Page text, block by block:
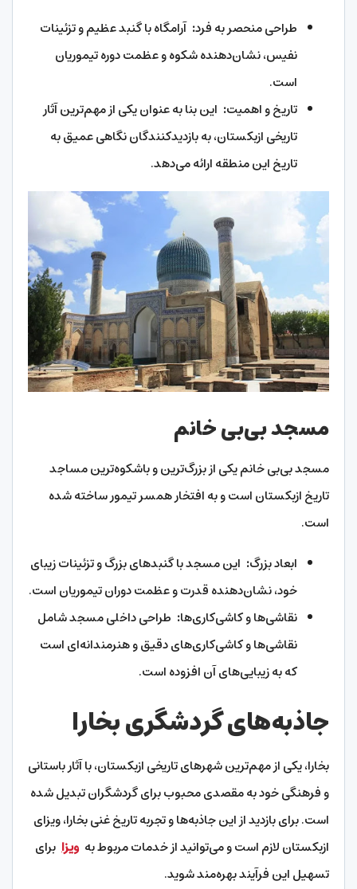
طراحی منحصر به فرد: آرامگاه با گنبد عظیم و تزئینات
نفیس، نشان‌دهنده شکوه و عظمت دوره تیموریان
است.
تاریخ و اهمیت: این بنا به عنوان یکی از مهم‌ترین آثار
تاریخی ازبکستان، به بازدیدکنندگان نگاهی عمیق به
تاریخ این منطقه ارائه می‌دهد.
مسجد بی‌بی خانم
مسجد بی‌بی خانم یکی از بزرگ‌ترین و باشکوه‌ترین مساجد
تاریخ ازبکستان است و به افتخار همسر تیمور ساخته شده
است.
ابعاد بزرگ: این مسجد با گنبد‌های بزرگ و تزئینات زیبای
خود، نشان‌دهنده قدرت و عظمت دوران تیموریان است.
نقاشی‌ها و کاشی‌کاری‌ها: طراحی داخلی مسجد شامل
نقاشی‌ها و کاشی‌کاری‌های دقیق و هنرمندانه‌ای است
که به زیبایی‌های آن افزوده است.
جاذبه‌های گردشگری بخارا
بخارا، یکی از مهم‌ترین شهرهای تاریخی ازبکستان، با آثار باستانی
و فرهنگی خود به مقصدی محبوب برای گردشگران تبدیل شده
است. برای بازدید از این جاذبه‌ها و تجربه تاریخ غنی بخارا، ویزای
ازبکستان لازم است و می‌توانید از خدمات مربوط به ویزا برای
تسهیل این فرآیند بهره‌مند شوید.